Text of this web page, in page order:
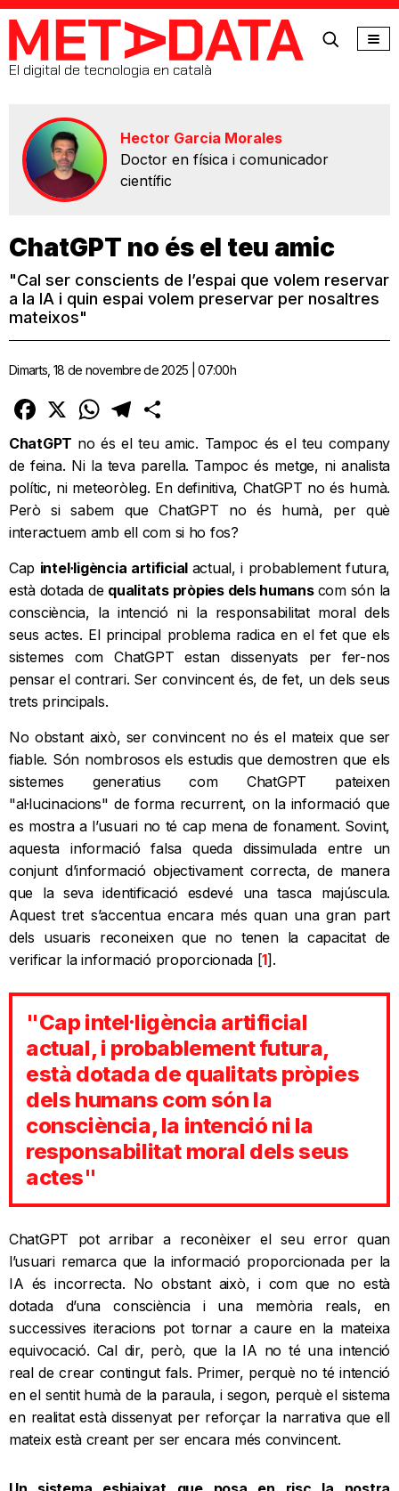
MetaData
El digital de tecnologia en català
Hector Garcia Morales
Doctor en física i comunicador
científic
ChatGPT no és el teu amic
"Cal ser conscients de l’espai que volem reservar
a la IA i quin espai volem preservar per nosaltres
mateixos"
Dimarts, 18 de novembre de 2025 | 07:00h
Facebook
X WhatsAppTelegram
ChatGPT no és el teu amic. Tampoc és el teu company
de feina. Ni la teva parella. Tampoc és metge, ni analista
polític, ni meteoròleg. En definitiva, ChatGPT no és humà.
Però si sabem que ChatGPT no és humà, per què
interactuem amb ell com si ho fos?
Cap intel·ligència artificial actual, i probablement futura,
està dotada de qualitats pròpies dels humans com són la
consciència, la intenció ni la responsabilitat moral dels
seus actes. El principal problema radica en el fet que els
sistemes com ChatGPT estan dissenyats per fer-nos
pensar el contrari. Ser convincent és, de fet, un dels seus
trets principals.
No obstant això, ser convincent no és el mateix que ser
fiable. Són nombrosos els estudis que demostren que els
sistemes generatius com ChatGPT pateixen
"al·lucinacions" de forma recurrent, on la informació que
es mostra a l’usuari no té cap mena de fonament. Sovint,
aquesta informació falsa queda dissimulada entre un
conjunt d’informació objectivament correcta, de manera
que la seva identificació esdevé una tasca majúscula.
Aquest tret s’accentua encara més quan una gran part
dels usuaris reconeixen que no tenen la capacitat de
verificar la informació proporcionada [1].
"Cap intel·ligència artificial
actual, i probablement futura,
està dotada de qualitats pròpies
dels humans com són la
consciència, la intenció ni la
responsabilitat moral dels seus
actes"
ChatGPT pot arribar a reconèixer el seu error quan
l’usuari remarca que la informació proporcionada per la
IA és incorrecta. No obstant això, i com que no està
dotada d’una consciència i una memòria reals, en
successives iteracions pot tornar a caure en la mateixa
equivocació. Cal dir, però, que la IA no té una intenció
real de crear contingut fals. Primer, perquè no té intenció
en el sentit humà de la paraula, i segon, perquè el sistema
en realitat està dissenyat per reforçar la narrativa que ell
mateix està creant per ser encara més convincent.